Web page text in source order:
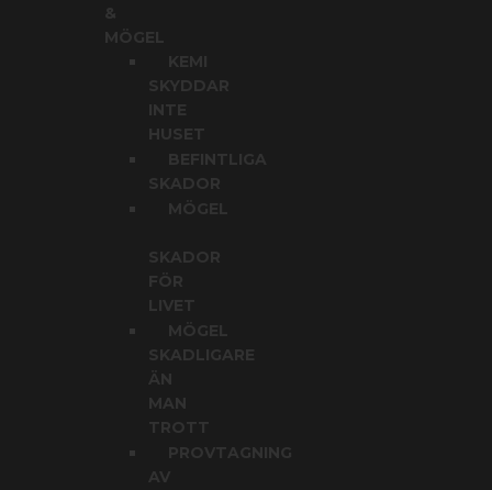
&
MÖGEL
KEMI
SKYDDAR
HUSET
BEFINTLIGA
SKADOR
MÖGEL
SKADOR
FÖR
LIVET
MÖGEL
SKADLIGARE
ÄN
MAN
TROTT
PROVTAGNING
AV